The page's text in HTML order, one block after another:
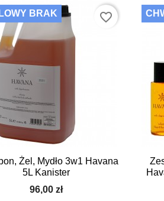
Żel, Mydło 3w1 Havana
5L Kanister
96,00 zł
BRAK
 Szybki podgląd
favorite_border